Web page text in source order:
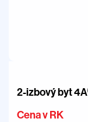
2-izbový byt 4A
Cena v RK